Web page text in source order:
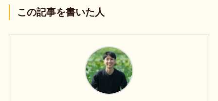
この記事を書いた人